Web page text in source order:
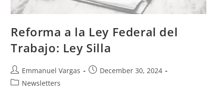
Reforma a la Ley Federal del
Trabajo: Ley Silla
Emmanuel Vargas
December 30, 2024
Newsletters